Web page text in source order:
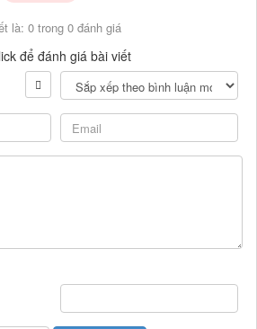
là: 0 trong 0 đánh giá
để đánh giá bài viết